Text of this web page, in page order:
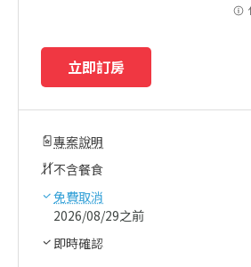
立即訂房
專案說明
不含餐食
免費取消
2026/08/29之前
即時確認